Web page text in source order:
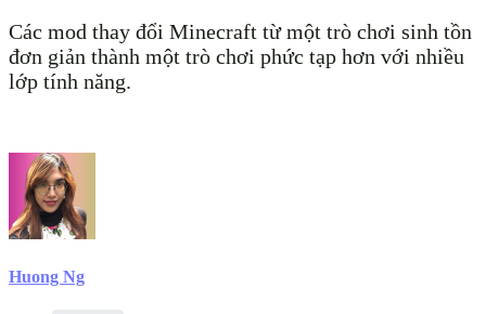
Các mod thay đổi Minecraft từ một trò chơi sinh tồn
đơn giản thành một trò chơi phức tạp hơn với nhiều
lớp tính năng.
Huong Ng